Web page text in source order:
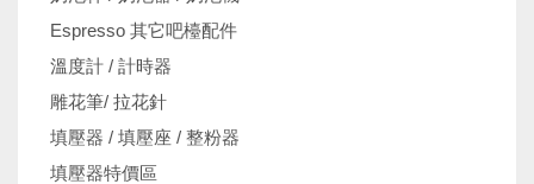
Espresso 其它吧檯配件
溫度計 / 計時器
雕花筆/ 拉花針
填壓器 / 填壓座 / 整粉器
填壓器特價區